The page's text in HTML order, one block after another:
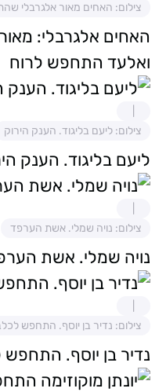
צילום: האחים מאור אלגרבלי
האחים אלגרבלי:
ואלעד התחפש לרוח
צילום: ליעם בליגוד. הענק הירוק
ליעם בליגוד. הענק
צילום: נויה שמלי. אשת הערפד
נויה שמלי. אשת
צילום: נדיר בן יוסף. התחפש
נדיר בן יוסף.